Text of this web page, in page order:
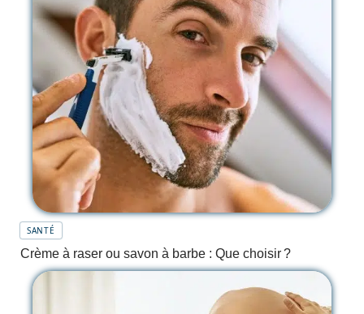
SANTÉ
Crème à raser ou savon à barbe : Que choisir ?